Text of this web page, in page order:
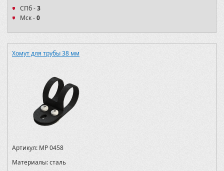
СПб -3
Мск -0
Хомут для трубы 38 мм
Артикул: MP 0458
Материалы:сталь